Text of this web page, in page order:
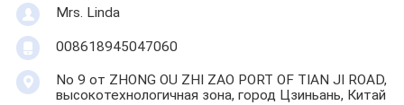
Mrs. Linda
008618945047060
No 9 от ZHONG OU ZHI ZAO PORT OF TIAN JI ROAD,
высокотехнологичная зона, город Цзиньань, Китай